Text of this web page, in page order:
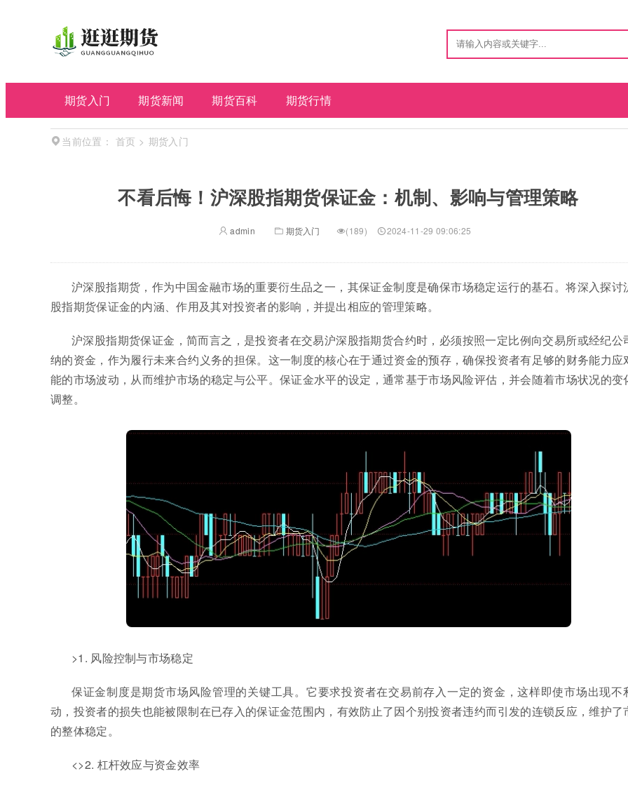
期货入门 期货新闻 期货百科 期货行情
当前位置： 首页 > 期货入门
不看后悔！沪深股指期货保证金：机制、影响与管理策略
admin 期货入门 (189) 2024-11-29 09:06:25
沪深股指期货，作为中国金融市场的重要衍生品之一，其保证金制度是确保市场稳定运行的基石。将深入探讨
股指期货保证金的内涵、作用及其对投资者的影响，并提出相应的管理策略。
沪深股指期货保证金，简而言之，是投资者在交易沪深股指期货合约时，必须按照一定比例向交易所或经纪公
纳的资金，作为履行未来合约义务的担保。这一制度的核心在于通过资金的预存，确保投资者有足够的财务能力应
能的市场波动，从而维护市场的稳定与公平。保证金水平的设定，通常基于市场风险评估，并会随着市场状况的变
调整。
>1. 风险控制与市场稳定
保证金制度是期货市场风险管理的关键工具。它要求投资者在交易前存入一定的资金，这样即使市场出现不
动，投资者的损失也能被限制在已存入的保证金范围内，有效防止了因个别投资者违约而引发的连锁反应，维护了
的整体稳定。
<>2. 杠杆效应与资金效率